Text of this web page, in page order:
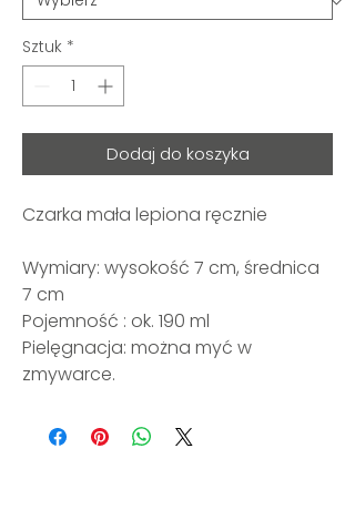
Sztuk *
Dodaj do koszyka
Czarka mała lepiona ręcznie
Wymiary: wysokość 7 cm, średnica
7 cm
Pojemność : ok. 190 ml
Pielęgnacja: można myć w
zmywarce.